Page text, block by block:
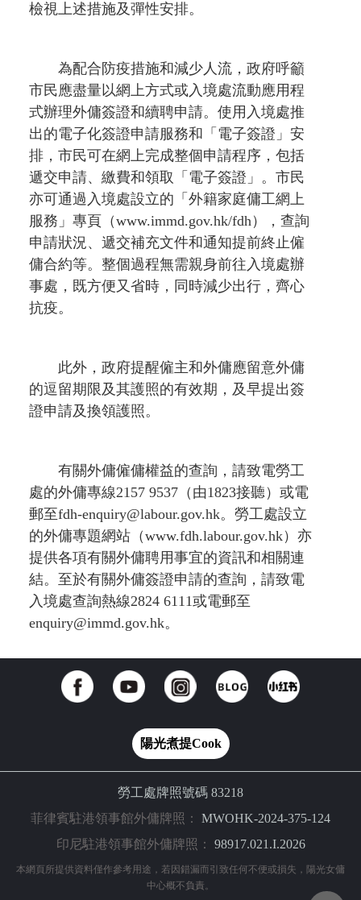
檢視上述措施及彈性安排。
為配合防疫措施和減少人流，政府呼籲
市民應盡量以網上方式或入境處流動應用程
式辦理外傭簽證和續聘申請。使用入境處推
出的電子化簽證申請服務和「電子簽證」安
排，市民可在網上完成整個申請程序，包括
遞交申請、繳費和領取「電子簽證」。市民
亦可通過入境處設立的「外籍家庭傭工網上
服務」專頁（www.immd.gov.hk/fdh），查詢
申請狀況、遞交補充文件和通知提前終止僱
傭合約等。整個過程無需親身前往入境處辦
事處，既方便又省時，同時減少出行，齊心
抗疫。
此外，政府提醒僱主和外傭應留意外傭
的逗留期限及其護照的有效期，及早提出簽
證申請及換領護照。
有關外傭僱傭權益的查詢，請致電勞工
處的外傭專線2157 9537（由1823接聽）或電
郵至fdh-enquiry@labour.gov.hk。勞工處設立
的外傭專題網站（www.fdh.labour.gov.hk）亦
提供各項有關外傭聘用事宜的資訊和相關連
結。至於有關外傭簽證申請的查詢，請致電
入境處查詢熱線2824 6111或電郵至
enquiry@immd.gov.hk。
陽光煮提Cook
勞工處牌照號碼 83218
菲律賓駐港領事館外傭牌照： MWOHK-2024-375-124
印尼駐港領事館外傭牌照： 98917.021.I.2026
本網頁所提供資料僅作參考用途，若因錯漏而引致任何不便或損失，陽光女傭
中心概不負責。